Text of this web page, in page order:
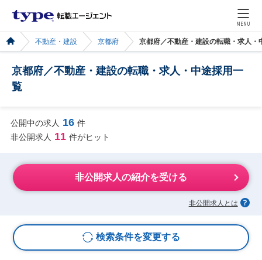
MENU
不動産・建設 京都府 京都府／不動産・建設の転職・求人・
京都府／不動産・建設の転職・求人・中途採用一
覧
公開中の求人 16 件
非公開求人 11 件がヒット
非公開求人の紹介を受ける
非公開求人とは
検索条件を変更する